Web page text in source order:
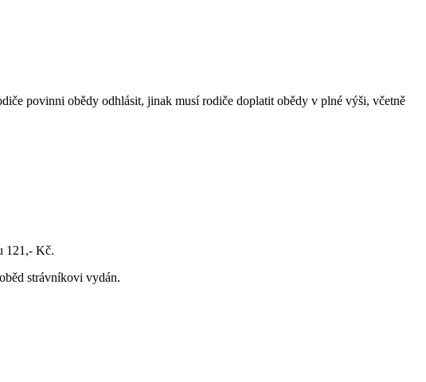
povinni obědy odhlásit, jinak musí rodiče doplatit obědy v plné výši, včetně
121,- Kč.
strávníkovi vydán.